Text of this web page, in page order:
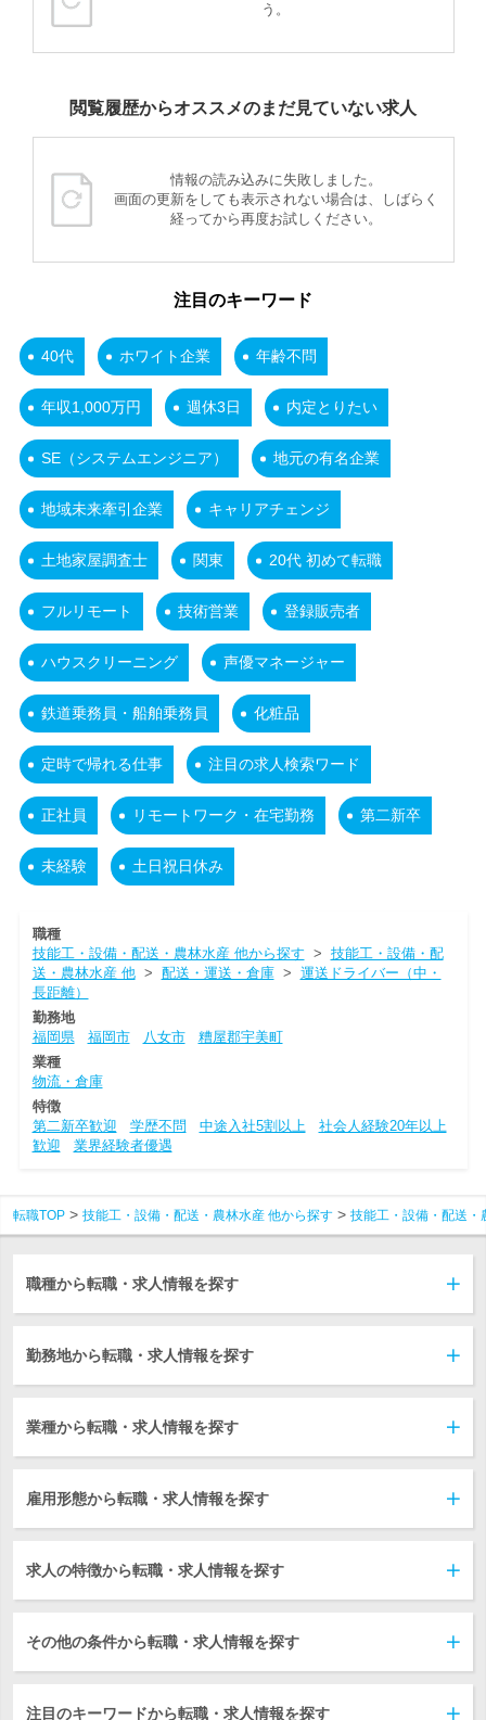
う。
閲覧履歴からオススメのまだ見ていない求人
情報の読み込みに失敗しました。
画面の更新をしても表示されない場合は、しばらく
経ってから再度お試しください。
注目のキーワード
40代 ホワイト企業 年齢不問
年収1,000万円 週休3日 内定とりたい
SE（システムエンジニア） 地元の有名企業
地域未来牽引企業 キャリアチェンジ
土地家屋調査士 関東 20代 初めて転職
フルリモート 技術営業 登録販売者
ハウスクリーニング 声優マネージャー
鉄道乗務員・船舶乗務員 化粧品
定時で帰れる仕事 注目の求人検索ワード
正社員 リモートワーク・在宅勤務 第二新卒
未経験 土日祝日休み
職種
技能工・設備・配送・農林水産 他から探す > 技能工・設備・配
送・農林水産 他> 配送・運送・倉庫> 運送ドライバー（中・
長距離）
勤務地
福岡県
福岡市 八女市
糟屋郡宇美町
業種
物流・倉庫
特徴
第二新卒歓迎
学歴不問 中途入社5割以上
社会人経験20年以上
歓迎
業界経験者優遇
転職TOP 技能工・設備・配送・農林水産 他から探す 技能工・設備・配送・
職種から転職・求人情報を探す
勤務地から転職・求人情報を探す
業種から転職・求人情報を探す
雇用形態から転職・求人情報を探す
求人の特徴から転職・求人情報を探す
その他の条件から転職・求人情報を探す
注目のキーワードから転職・求人情報を探す